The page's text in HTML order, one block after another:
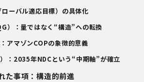
ローバル適応目標）の具体化
）：量ではなく“構造”への転換
アマゾンCOPの象徴的意義
： 2035年NDCという“中期軸”が確立
た事項：構造的前進